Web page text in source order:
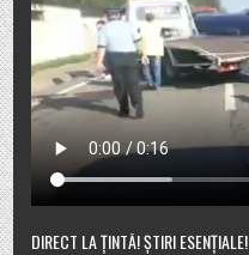
DIRECT LA ȚINTĂ! ȘTIRI ESENȚIALE!